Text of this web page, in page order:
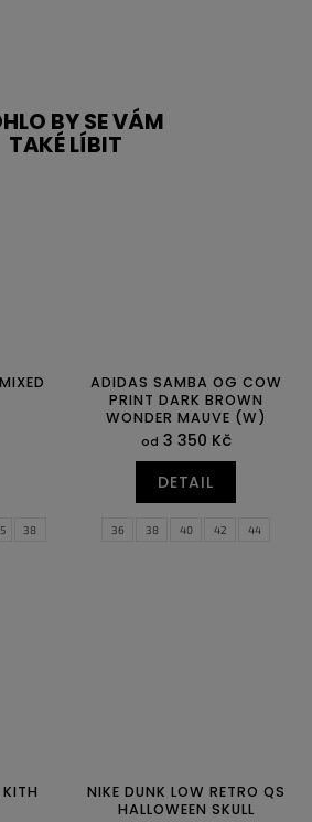
BY SE VÁM
TAKÉ LÍBIT
38
ADIDAS SAMBA OG COW
PRINT DARK BROWN
WONDER MAUVE (W)
od 3 350 Kč
DETAIL
36 38 40 42 44
NIKE DUNK LOW RETRO QS
HALLOWEEN SKULL